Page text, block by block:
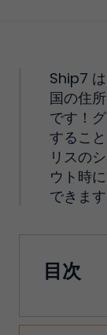
Ship7
国の住
です！
するこ
リスの
ウト時
できます
目次